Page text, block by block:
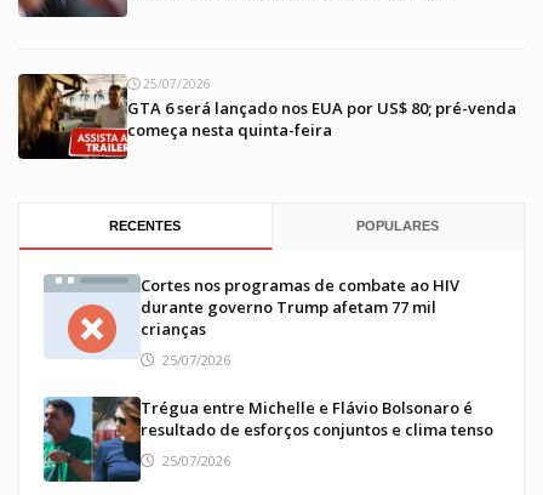
25/07/2026
GTA 6 será lançado nos EUA por US$ 80; pré-venda
começa nesta quinta-feira
RECENTES POPULARES
Cortes nos programas de combate ao HIV
durante governo Trump afetam 77 mil
crianças
25/07/2026
Trégua entre Michelle e Flávio Bolsonaro é
resultado de esforços conjuntos e clima tenso
25/07/2026